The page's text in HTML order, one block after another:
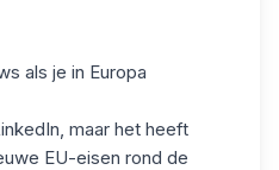
als je in Europa
maar het heeft
EU-eisen rond de